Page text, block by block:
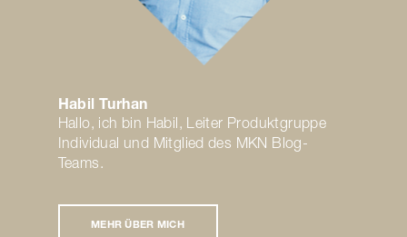
Habil Turhan
Hallo, ich bin Habil, Leiter Produktgruppe
Individual und Mitglied des MKN Blog-
Teams.
MEHR ÜBER MICH